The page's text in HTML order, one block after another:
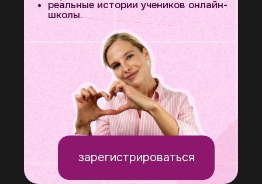
зарегистрироваться
реальные истории учеников онлайн-
школы.